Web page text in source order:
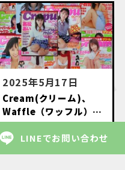
Cream(クリーム)、
Waffle（ワッフル）等
のお菓子系雑誌高価買
取いたします
2025年5月17日
LINEでお問い合わせ